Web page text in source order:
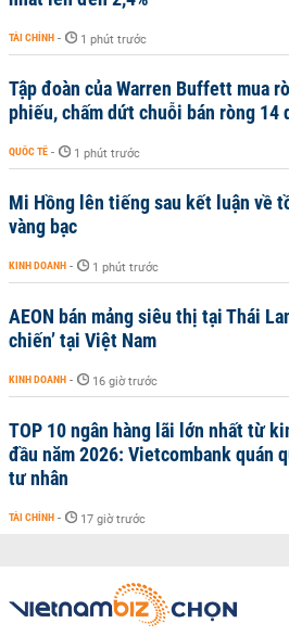
TÀI CHÍNH - 1 phút trước
Tập đoàn của Warren Buffett mua
phiếu, chấm dứt chuỗi bán ròng 14
QUỐC TẾ - 1 phút trước
Mi Hồng lên tiếng sau kết luận về
vàng bạc
KINH DOANH - 1 phút trước
AEON bán mảng siêu thị tại Thái
chiến’ tại Việt Nam
KINH DOANH - 16 giờ trước
TOP 10 ngân hàng lãi lớn nhất từ
đầu năm 2026: Vietcombank quán
tư nhân
TÀI CHÍNH - 17 giờ trước